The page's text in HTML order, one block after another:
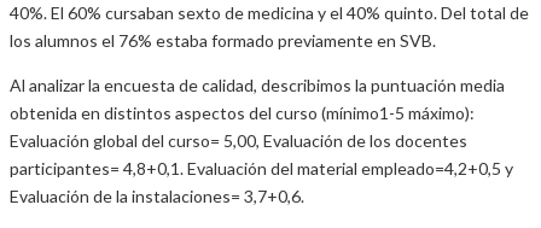
40%. El 60% cursaban sexto de medicina y el 40% quinto. Del total de
los alumnos el 76% estaba formado previamente en SVB.
Al analizar la encuesta de calidad, describimos la puntuación media
obtenida en distintos aspectos del curso (mínimo1-5 máximo):
Evaluación global del curso= 5,00, Evaluación de los docentes
participantes= 4,8+0,1. Evaluación del material empleado=4,2+0,5 y
Evaluación de la instalaciones= 3,7+0,6.